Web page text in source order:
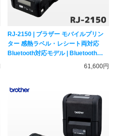
RJ-2150 | ブラザー モバイルプリン
ター 感熱ラベル・レシート両対応
Bluetooth対応モデル | Bluetooth・
無線LAN・USB 接続 ラベルプリンタ
61,600円